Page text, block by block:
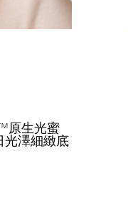
原生光蜜
光澤細緻底